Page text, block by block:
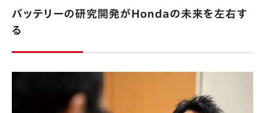
バッテリーの研究開発がHondaの未来を左右す
る